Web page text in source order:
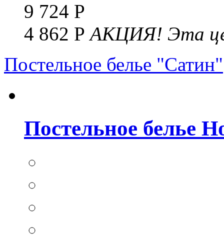
9 724 Р
4 862 РАКЦИЯ! Эта
Постельное белье "Сатин"
Постельное белье